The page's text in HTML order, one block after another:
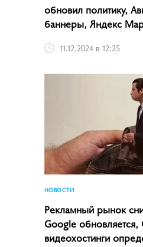
обновил политику,
баннеры, Яндекс
11.12.2024 в 12:25
НОВОСТИ
Рекламный рынок
Google обновляется,
видеохостинги